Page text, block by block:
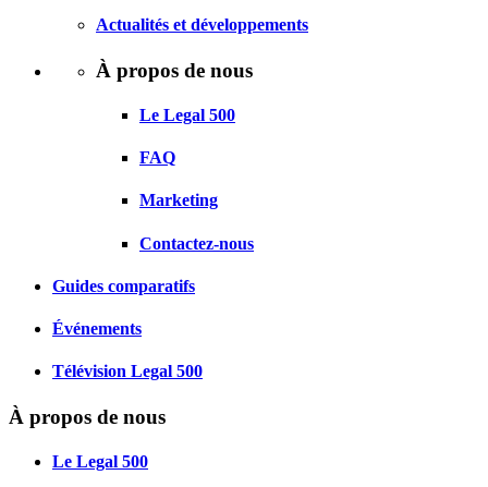
Actualités et développements
À propos de nous
Le Legal 500
FAQ
Marketing
Contactez-nous
Guides comparatifs
Événements
Télévision Legal 500
À propos de nous
Le Legal 500